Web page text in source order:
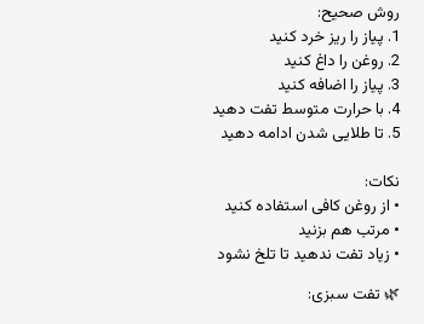
روش صحیح:
1. پیاز را ریز خرد کنید
2. روغن را داغ کنید
3. پیاز را اضافه کنید
4. با حرارت متوسط تفت دهید
5. تا طلایی شدن ادامه دهید
نکات:
• از روغن کافی استفاده کنید
• مرتب هم بزنید
• زیاد تفت ندهید تا تلخ نشود
🌿 تفت سبزی: